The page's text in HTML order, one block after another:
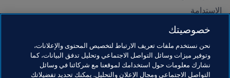
الاستدامة
حقوق الإنسان ومناهضة التمييز
المبادرات التعليمية
خصوصيتك
نحن نستخدم ملفات تعريف الارتباط لتخصيص المحتوى والإعلانات،
وتوفير ميزات وسائل التواصل الاجتماعي وتحليل تدفق البيانات، كما
نشارك معلومات حول استخدامك لموقعنا مع شركائنا في وسائل
التواصل الاجتماعي ومجال الإعلان والتحليل. يمكنك تحديد تفضيلاتك